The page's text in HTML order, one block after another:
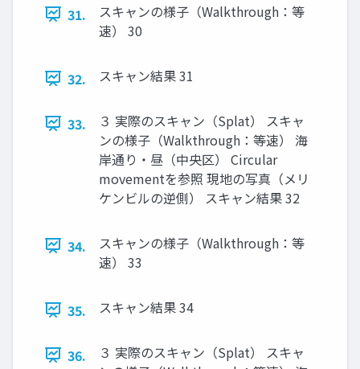
31.
スキャンの様子（Walkthrough：等
速） 30
32. スキャン結果 31
33.
３ 実際のスキャン（Splat） スキャ
ンの様子（Walkthrough：等速） 海
岸通り・昼（中央区） Circular
movementを参照 現地の写真（メリ
ケンビルの逆側） スキャン結果 32
34.
スキャンの様子（Walkthrough：等
速） 33
35. スキャン結果 34
36.
３ 実際のスキャン（Splat） スキャ